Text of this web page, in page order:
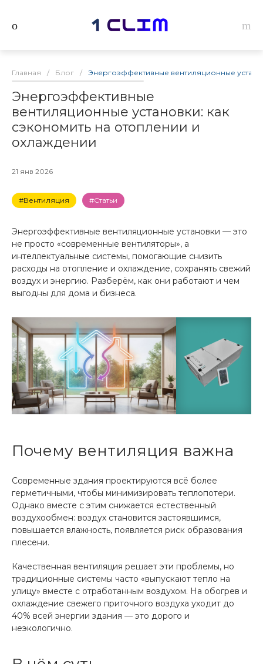
Главная / Блог / Энергоэффективные вентиляционные
Энергоэффективные
вентиляционные установки: как
сэкономить на отоплении и
охлаждении
21 янв 2026
#Вентиляция #Статьи
Энергоэффективные вентиляционные установки — это
не просто «современные вентиляторы», а
интеллектуальные системы, помогающие снизить
расходы на отопление и охлаждение, сохранять свежий
воздух и энергию. Разберём, как они работают и чем
выгодны для дома и бизнеса.
Почему вентиляция важна
Современные здания проектируются всё более
герметичными, чтобы минимизировать теплопотери.
Однако вместе с этим снижается естественный
воздухообмен: воздух становится застоявшимся,
повышается влажность, появляется риск образования
плесени.
Качественная вентиляция решает эти проблемы, но
традиционные системы часто «выпускают тепло на
улицу» вместе с отработанным воздухом. На обогрев и
охлаждение свежего приточного воздуха уходит до
40% всей энергии здания — это дорого и
неэкологично.